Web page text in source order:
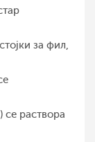
за фил,
се раствора